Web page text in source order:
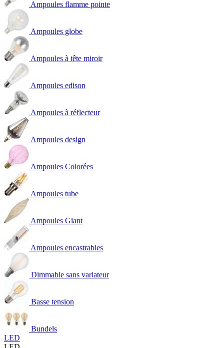
Ampoules flamme pointe
Ampoules globe
Ampoules à tête miroir
Ampoules edison
Ampoules à réflecteur
Ampoules design
Ampoules Colorées
Ampoules tube
Ampoules Giant
Ampoules encastrables
Dimmable sans variateur
Basse tension
Bundels
LED